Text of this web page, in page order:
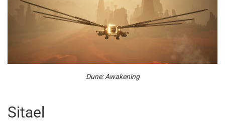
Dune: Awakening
Sitael